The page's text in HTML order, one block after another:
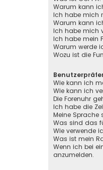
Warum kann
Ich habe mich
Warum kann
Ich habe mich
Ich habe mein
Warum werde
Wozu ist die
Wie kann ich
Wie kann ich
Die Forenuhr
Ich habe die
Meine Sprache
Was sind das
Wie verwende
Was ist mein
Wenn ich bei
anzumelden.